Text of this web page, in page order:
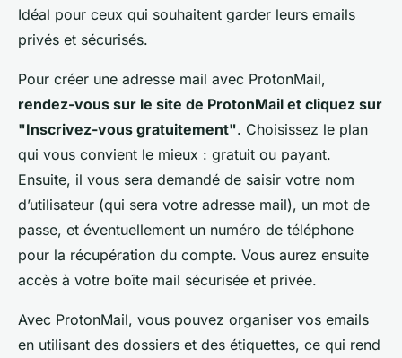
Idéal pour ceux qui souhaitent garder leurs emails
privés et sécurisés.
Pour créer une adresse mail avec ProtonMail,
rendez-vous sur le site de ProtonMail et cliquez sur
"Inscrivez-vous gratuitement". Choisissez le plan
qui vous convient le mieux : gratuit ou payant.
Ensuite, il vous sera demandé de saisir votre nom
d’utilisateur (qui sera votre adresse mail), un mot de
passe, et éventuellement un numéro de téléphone
pour la récupération du compte. Vous aurez ensuite
accès à votre boîte mail sécurisée et privée.
Avec ProtonMail, vous pouvez organiser vos emails
en utilisant des dossiers et des étiquettes, ce qui rend